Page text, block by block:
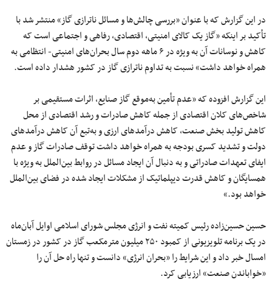
در این گزارش که با عنوان «بررسی چالش‌ها و مسائل ناترازی گاز» منتشر شد با
تأکید بر اینکه «گاز یک کالای امنیتی، اقتصادی، رفاهی و اجتماعی است که
کاهش و نوسانات آن به‌ ویژه در ۶ ماهه دوم سال بحران‌های امنیتی- انتظامی به
همراه خواهد داشت» نسبت به تداوم ناترازی گاز در کشور هشدار داده است.
این گزارش افزوده که «عدم تأمین به‌‌موقع گاز صنایع، اثرات مستقیمی بر
شاخص‌های کلان اقتصادی از جمله کاهش صادرات و رشد اقتصادی از محل
کاهش تولید بخش صنعت، کاهش درآمدهای ارزی و به‌تبع آن کاهش درآمدهای
دولت و تشدید کسری بودجه به همراه خواهد داشت توقف صادرات گاز و عدم
ایفای تعهدات صادراتی و به‌ دنبال آن ایجاد مسائل در روابط بین‌الملل به‌ ویژه با
همسایگان و کاهش قدرت دیپلماتیک از مشکلات ایجاد شده در فضای بین‌الملل
خواهد بود.»
حسین حسین‌زاده رئیس کمیته نفت و انرژی مجلس شورای اسلامی اوایل آبان‌ماه
در یک برنامه تلویزیونی از کمبود ۲۵۰ میلیون مترمکعب گاز در کشور در زمستان
امسال خبر داد و این شرایط را «بحران انرژی» دانست و تنها راه‌ حل آن را
«خواباندن صنعت» ارزیابی کرد.